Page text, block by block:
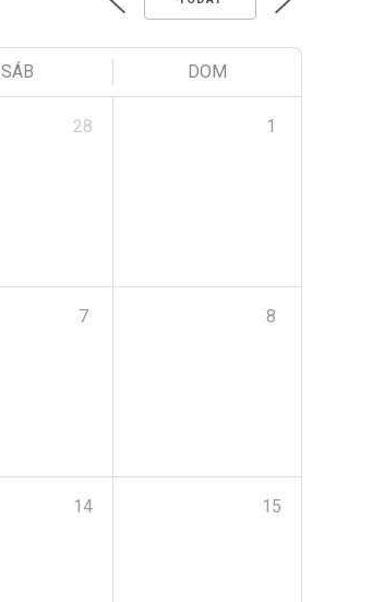
SÁB DOM
28 1
7 8
14 15